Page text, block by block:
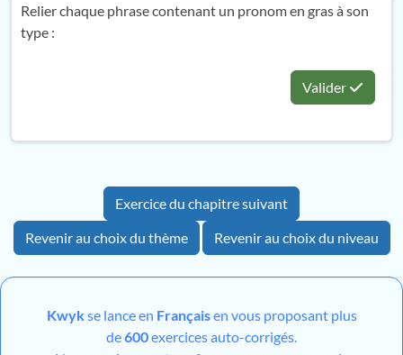
Relier chaque phrase contenant un pronom en gras à son
type :
Valider
Exercice du chapitre suivant
Revenir au choix du thème
Revenir au choix du niveau
Kwykse lance en Françaisen vous proposant plus
de600exercices auto-corrigés.